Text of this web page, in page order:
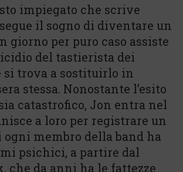
impiegato che scrive
il sogno di diventare un
giorno per puro caso assiste
del tastierista dei
si trova a sostituirlo in
stessa. Nonostante l’esito
catastrofico, Jon entra nel
a loro per registrare un
ogni membro della band ha
psichici, a partire dal
che da anni ha le fattezze